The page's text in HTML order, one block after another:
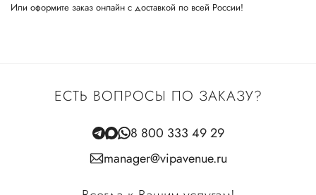
Или оформите заказ онлайн с доставкой по всей России!
ЕСТЬ ВОПРОСЫ ПО ЗАКАЗУ?
8 800 333 49 29
manager@vipavenue.ru